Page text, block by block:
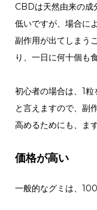
CBDは天然由来の成
低いですが、場合に
副作用が出てしまう
り、一日に何十個も
初心者の場合は、1
と言えますので、副
高めるためにも、ま
価格が高い
一般的なグミは、